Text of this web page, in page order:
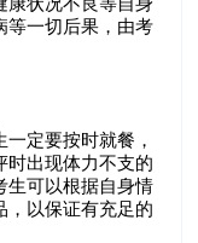
等一切后果，由考
定要按时就餐，
时出现体力不支的
生可以根据自身情
，以保证有充足的